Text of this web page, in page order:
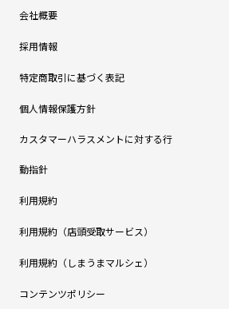
会社概要
採用情報
特定商取引に基づく表記
個人情報保護方針
カスタマーハラスメントに対する行
動指針
利用規約
利用規約（店頭受取サービス）
利用規約（しまうまマルシェ）
コンテンツポリシー